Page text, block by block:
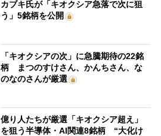
カブキ氏が「キオクシア急落で次に狙
う」5銘柄を公開
「キオクシアの次」に急騰期待の22銘
柄 まつのすけさん、かんちさん、な
のなのさんが厳選
億り人たちが厳選「キオクシア超え」
を狙う半導体・AI関連8銘柄 “大化け